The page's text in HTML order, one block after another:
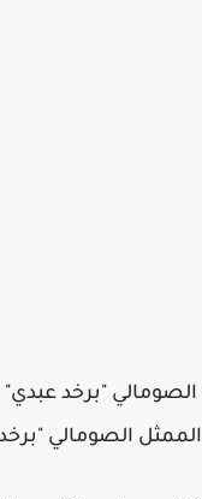
الصومالي "برخد
الممثل الصومالي